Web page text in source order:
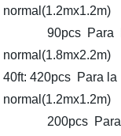
normal(1.2mx1.2m)
90pcs Para
normal(1.8mx2.2m)
40ft: 420pcs Para
normal(1.2mx1.2m)
200pcs Para